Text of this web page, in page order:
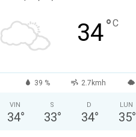
34°C
39 % 2.7kmh
VIN
34°
S
33°
D
34°
LUN
35°